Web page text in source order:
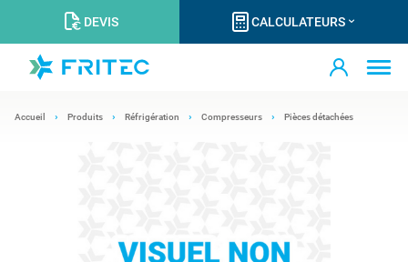
DEVIS CALCULATEURS
Accueil Produits Réfrigération Compresseurs Pièces détachées